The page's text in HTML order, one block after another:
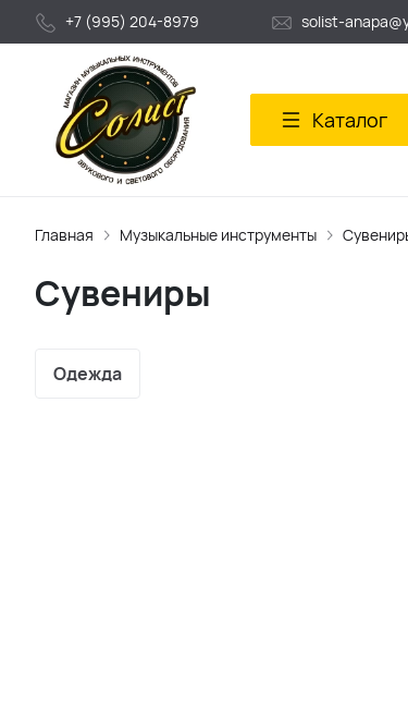
+7 (995) 204-8979 solist-
Каталог
Главная Музыкальные инструменты
Сувениры
Одежда